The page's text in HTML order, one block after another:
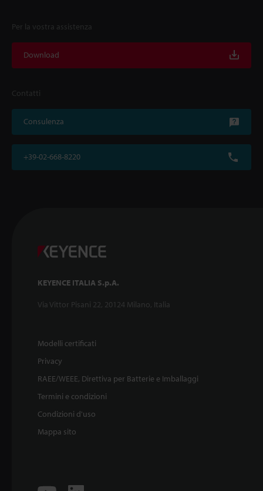
Per la vostra assistenza
Download
Contatti
Consulenza
+39-02-668-8220
KEYENCE ITALIA S.p.A.
Via Vittor Pisani 22, 20124 Milano, Italia
Modelli certificati
Privacy
RAEE/WEEE, Direttiva per Batterie e Imballaggi
Termini e condizioni
Condizioni d'uso
Mappa sito